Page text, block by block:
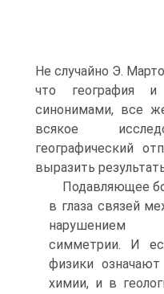
Не случайно Э.
что география и
синонимами, все
всякое
географический
выразить
Подавляющее
в глаза связей
нарушением
симметрии. И
физики
химии, и в